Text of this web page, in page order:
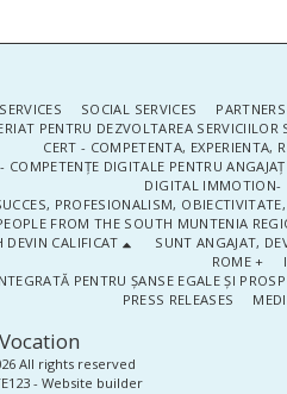
All rights reserved
- Website builder
SERVICES SOCIAL SERVICES
PENTRU DEZVOLTAREA SERVICIILOR
CERT - COMPETENTA, EXPERIENTA,
COMPETENȚE DIGITALE PENTRU
DIGITAL IMMOTION-
PROFESIONALISM,
FROM THE SOUTH MUNTENIA
DEVIN CALIFICAT
SUNT ANGAJAT,
ROME +
PENTRU ȘANSE EGALE ȘI
PRESS RELEASES